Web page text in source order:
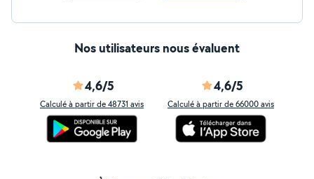
Nos utilisateurs nous évaluent
4,6/5
Calculé à partir de 48731 avis
4,6/5
Calculé à partir de 66000 avis